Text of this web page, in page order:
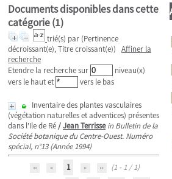
Documents disponibles dans cette
catégorie (1)
trié(s) par (Pertinence
décroissant(e), Titre croissant(e)) Affiner la
recherche
Etendre la recherche sur
niveau(x)
vers le haut et
vers le bas
Inventaire des plantes vasculaires
(végétation naturelles et adventices) présentes
dans l'Ile de Ré/Jean Terrisse in Bulletin de la
Société botanique du Centre-Ouest. Numéro
spécial, n°13 (Année 1994)
1
(1 - 1 / 1)